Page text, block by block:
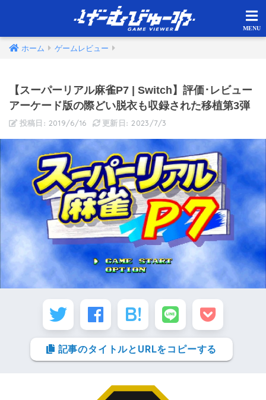
ホーム ゲームレビュー
【スーパーリアル麻雀P7 | Switch】評価･レビュー
アーケード版の際どい脱衣も収録された移植第3弾
2019/6/16 2023/7/3
記事のタイトルとURLをコピーする